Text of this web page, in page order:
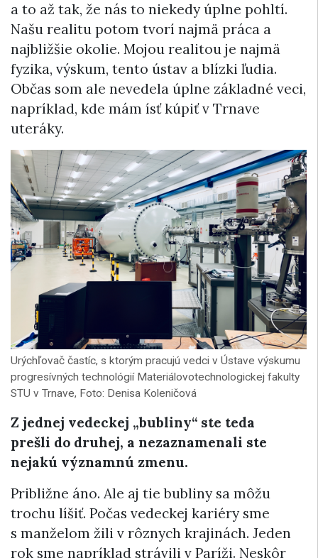
a to až tak, že nás to niekedy úplne pohltí.
Našu realitu potom tvorí najmä práca a
najbližšie okolie. Mojou realitou je najmä
fyzika, výskum, tento ústav a blízki ľudia.
Občas som ale nevedela úplne základné veci,
napríklad, kde mám ísť kúpiť v Trnave
uteráky.
Urýchľovač častíc, s ktorým pracujú vedci v Ústave výskumu
progresívných technológií Materiálovotechnologickej fakulty
STU v Trnave, Foto: Denisa Koleničová
Z jednej vedeckej „bubliny“ ste teda
prešli do druhej, a nezaznamenali ste
nejakú významnú zmenu.
Približne áno. Ale aj tie bubliny sa môžu
trochu líšiť. Počas vedeckej kariéry sme
s manželom žili v rôznych krajinách. Jeden
rok sme napríklad strávili v Paríži. Neskôr